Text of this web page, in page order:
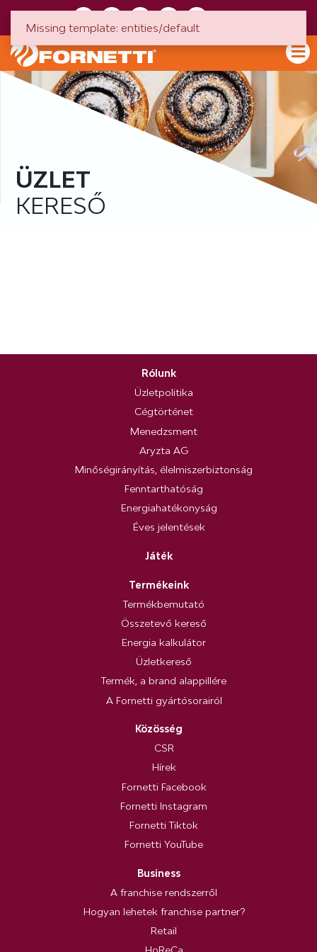
ÜZLET
KERESŐ
Rólunk
Üzletpolitika
Cégtörténet
Menedzsment
Aryzta AG
Minőségirányítás, élelmiszerbiztonság
Fenntarthatóság
Energiahatékonyság
Éves jelentések
Játék
Termékeink
Termékbemutató
Összetevő kereső
Energia kalkulátor
Üzletkereső
Termék, a brand alappillére
A Fornetti gyártósorairól
Közösség
CSR
Hírek
Fornetti Facebook
Fornetti Instagram
Fornetti Tiktok
Fornetti YouTube
Business
A franchise rendszerről
Hogyan lehetek franchise partner?
Retail
Missing template: entities/default